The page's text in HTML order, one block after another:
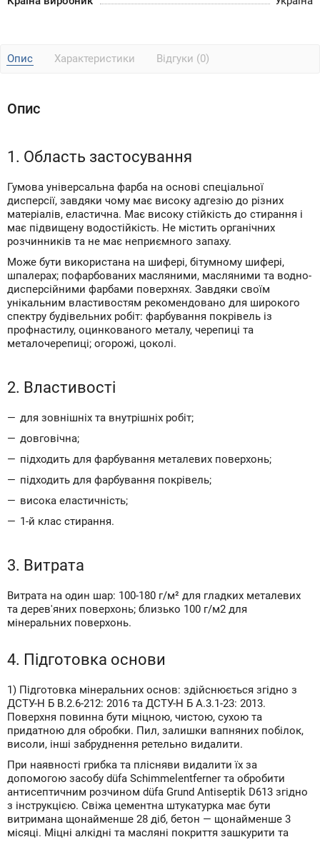
Опис Характеристики Відгуки (0)
Опис
1. Область застосування
Гумова універсальна фарба на основі спеціальної
дисперсії, завдяки чому має високу адгезію до різних
матеріалів, еластична. Має високу стійкість до стирання і
має підвищену водостійкість. Не містить органічних
розчинників та не має неприємного запаху.
Може бути використана на шифері, бітумному шифері,
шпалерах; пофарбованих масляними, масляними та водно-
дисперсійними фарбами поверхнях. Завдяки своїм
унікальним властивостям рекомендовано для широкого
спектру будівельних робіт: фарбування покрівель із
профнастилу, оцинкованого металу, черепиці та
металочерепиці; огорожі, цоколі.
2. Властивості
для зовнішніх та внутрішніх робіт;
довговічна;
підходить для фарбування металевих поверхонь;
підходить для фарбування покрівель;
висока еластичність;
1-й клас стирання.
3. Витрата
Витрата на один шар: 100-180 г/м² для гладких металевих
та дерев'яних поверхонь; близько 100 г/м2 для
мінеральних поверхонь.
4. Підготовка основи
1) Підготовка мінеральних основ: здійснюється згідно з
ДСТУ-Н Б В.2.6-212: 2016 та ДСТУ-Н Б А.3.1-23: 2013.
Поверхня повинна бути міцною, чистою, сухою та
придатною для обробки. Пил, залишки вапняних побілок,
висоли, інші забруднення ретельно видалити.
При наявності грибка та плісняви видалити їх за
допомогою засобу düfa Schimmelentferner та обробити
антисептичним розчином düfa Grund Antiseptik D613 згідно
з інструкцією. Свіжа цементна штукатурка має бути
витримана щонайменше 28 діб, бетон — щонайменше 3
місяці. Міцні алкідні та масляні покриття зашкурити та